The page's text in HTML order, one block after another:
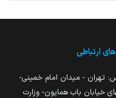
ارتباطی
تهران - میدان امام خمینی-
خیابان باب همایون- وزارت